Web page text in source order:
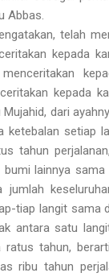
Abbas.
telah
kepada
kepada
dari
ketebalan setiap
tahun
lainnya sama
jumlah
tiap langit sama
antara satu
ratus tahun,
ribu tahun